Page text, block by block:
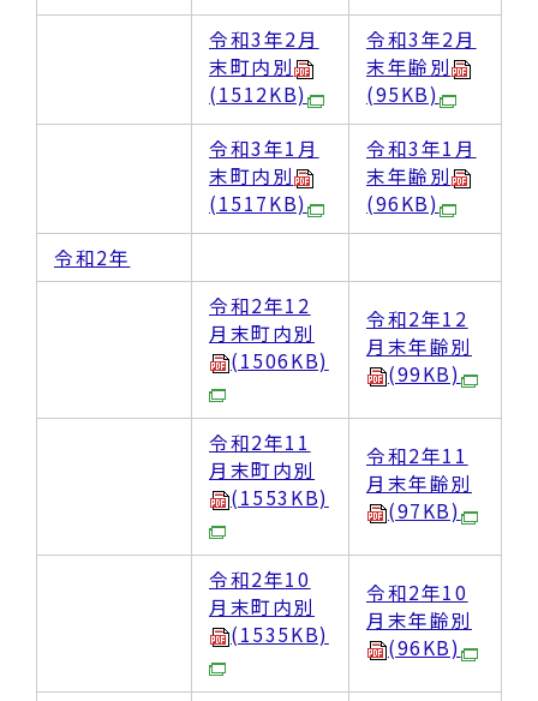
令和3年2月
末町内別
(1512KB)
令和3年2月
末年齢別
(95KB)
令和3年1月
末町内別
(1517KB)
令和3年1月
末年齢別
(96KB)
令和2年
令和2年12
月末町内別
(1506KB)
令和2年12
月末年齢別
(99KB)
令和2年11
月末町内別
(1553KB)
令和2年11
月末年齢別
(97KB)
令和2年10
月末町内別
(1535KB)
令和2年10
月末年齢別
(96KB)